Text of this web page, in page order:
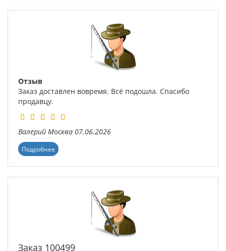
Отзыв
Заказ доставлен вовремя. Всё подошла. Спасибо
продавцу.
Валерий Москва 07.06.2026
Подробнее
Заказ 100499